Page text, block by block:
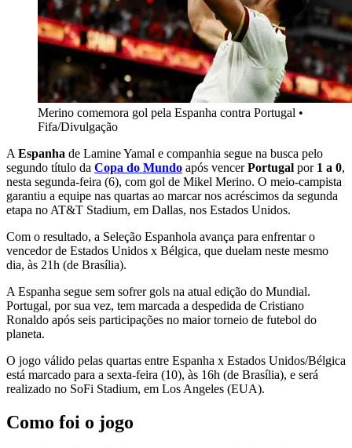
Merino comemora gol pela Espanha contra Portugal •
Fifa/Divulgação
A Espanha de Lamine Yamal e companhia segue na busca pelo
segundo título da Copa do Mundo após vencerPortugal por 1 a 0,
nesta segunda-feira (6), com gol de Mikel Merino. O meio-campista
garantiu a equipe nas quartas ao marcar nos acréscimos da segunda
etapa no AT&T Stadium, em Dallas, nos Estados Unidos.
Com o resultado, a Seleção Espanhola avança para enfrentar o
vencedor de Estados Unidos x Bélgica, que duelam neste mesmo
dia, às 21h (de Brasília).
A Espanha segue sem sofrer gols na atual edição do Mundial.
Portugal, por sua vez, tem marcada a despedida de Cristiano
Ronaldo após seis participações no maior torneio de futebol do
planeta.
O jogo válido pelas quartas entre Espanha x Estados Unidos/Bélgica
está marcado para a sexta-feira (10), às 16h (de Brasília), e será
realizado no SoFi Stadium, em Los Angeles (EUA).
Como foi o jogo